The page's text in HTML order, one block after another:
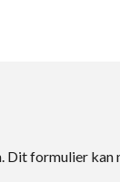
formulier